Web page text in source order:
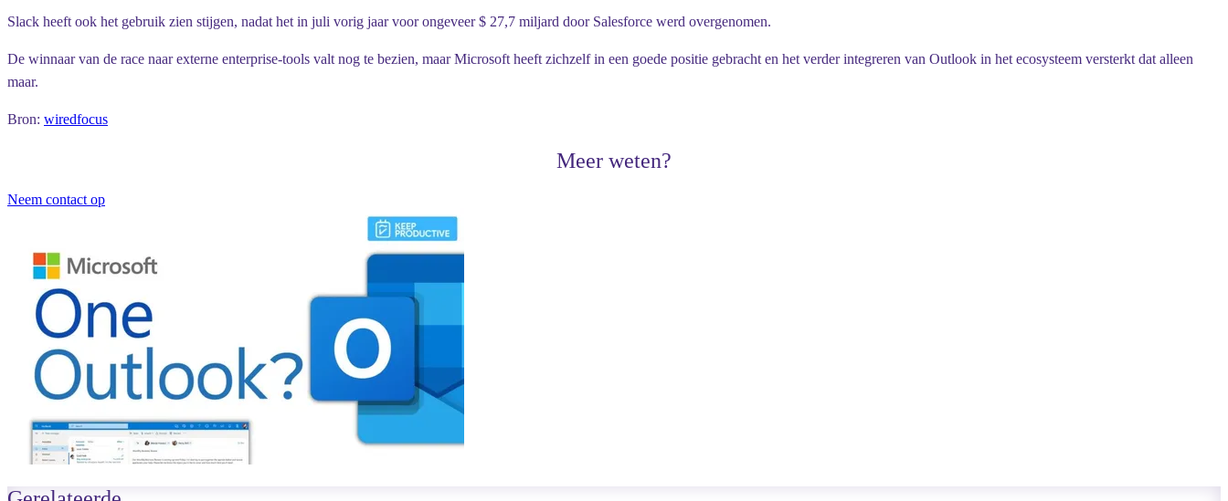
Slack heeft ook het gebruik zien stijgen, nadat het in juli vorig jaar voor ongeveer $ 27,7 miljard door Salesforce werd overgenomen.
De winnaar van de race naar externe enterprise-tools valt nog te bezien, maar Microsoft heeft zichzelf in een goede positie gebracht en het verder integreren van Outlook in het ecosysteem versterkt dat alleen
maar.
Bron: wiredfocus
Meer weten?
Neem contact op